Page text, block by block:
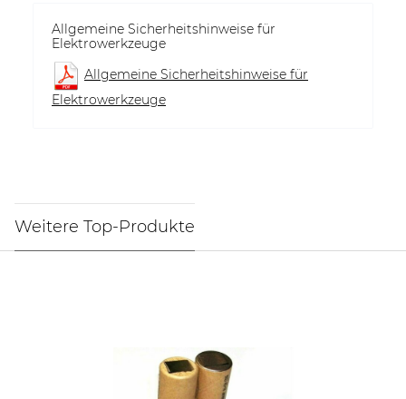
Allgemeine Sicherheitshinweise für
Elektrowerkzeuge
Allgemeine Sicherheitshinweise für
Elektrowerkzeuge
Weitere Top-Produkte